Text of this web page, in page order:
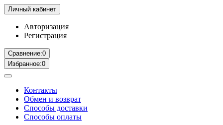
Личный кабинет
Авторизация
Регистрация
Сравнение:0
Избранное:0
Контакты
Обмен и возврат
Способы доставки
Способы оплаты